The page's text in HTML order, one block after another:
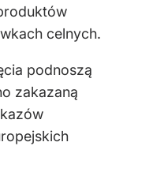
celnych.
podnoszą
zakazaną